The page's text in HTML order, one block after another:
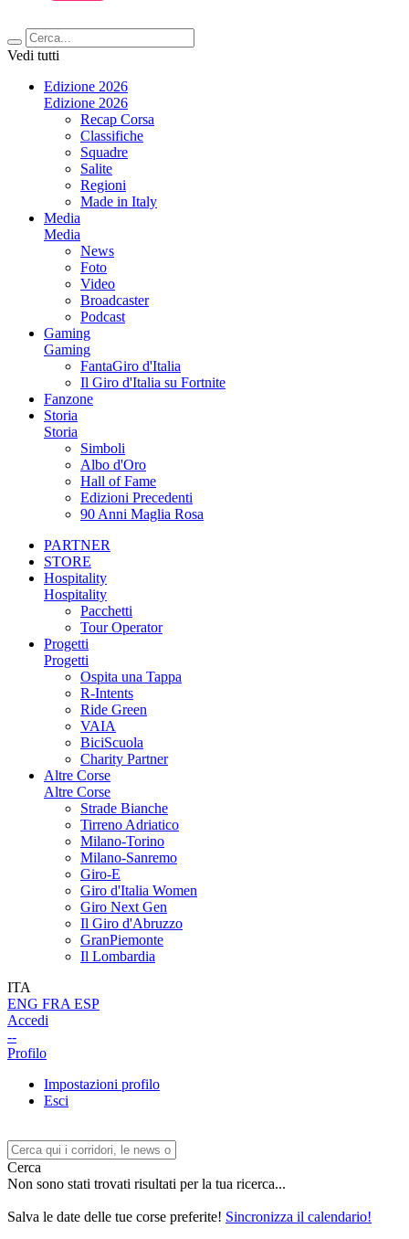
Vedi tutti
Edizione 2026
Edizione 2026
Recap Corsa
Classifiche
Squadre
Salite
Regioni
Made in Italy
Media
Media
News
Foto
Video
Broadcaster
Podcast
Gaming
Gaming
FantaGiro d'Italia
Il Giro d'Italia su Fortnite
Fanzone
Storia
Storia
Simboli
Albo d'Oro
Hall of Fame
Edizioni Precedenti
90 Anni Maglia Rosa
PARTNER
STORE
Hospitality
Hospitality
Pacchetti
Tour Operator
Progetti
Progetti
Ospita una Tappa
R-Intents
Ride Green
VAIA
BiciScuola
Charity Partner
Altre Corse
Altre Corse
Strade Bianche
Tirreno Adriatico
Milano-Torino
Milano-Sanremo
Giro-E
Giro d'Italia Women
Giro Next Gen
Il Giro d'Abruzzo
GranPiemonte
Il Lombardia
ITA
ENG FRA ESP
Accedi
--
Profilo
Impostazioni profilo
Esci
Cerca
Non sono stati trovati risultati per la tua ricerca...
Salva le date delle tue corse preferite! Sincronizza il calendario!